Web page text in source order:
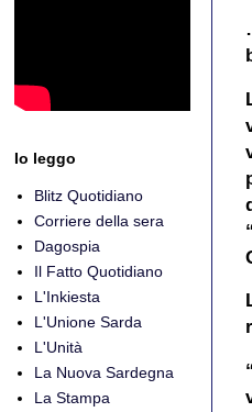
Io leggo
Blitz Quotidiano
Corriere della sera
Dagospia
Il Fatto Quotidiano
L'Inkiesta
L'Unione Sarda
L'Unità
La Nuova Sardegna
La Stampa